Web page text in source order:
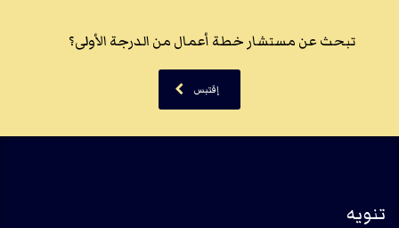
تبحث عن مستشار خطة أعمال من الدرجة الأولى؟
إقتبس
تنويه